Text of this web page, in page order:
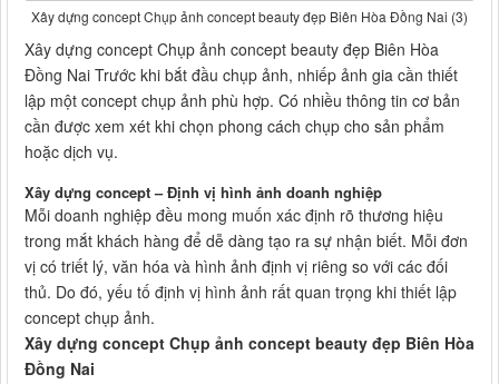
Xây dựng concept Chụp ảnh concept beauty đẹp Biên Hòa Đồng Nai (3)
Xây dựng concept Chụp ảnh concept beauty đẹp Biên Hòa
Đồng Nai Trước khi bắt đầu chụp ảnh, nhiếp ảnh gia cần thiết
lập một concept chụp ảnh phù hợp. Có nhiều thông tin cơ bản
cần được xem xét khi chọn phong cách chụp cho sản phẩm
hoặc dịch vụ.
Xây dựng concept – Định vị hình ảnh doanh nghiệp
Mỗi doanh nghiệp đều mong muốn xác định rõ thương hiệu
trong mắt khách hàng để dễ dàng tạo ra sự nhận biết. Mỗi đơn
vị có triết lý, văn hóa và hình ảnh định vị riêng so với các đối
thủ. Do đó, yếu tố định vị hình ảnh rất quan trọng khi thiết lập
concept chụp ảnh.
Xây dựng concept Chụp ảnh concept beauty đẹp Biên Hòa
Đồng Nai